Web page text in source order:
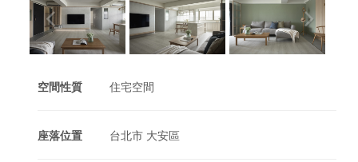
空間性質 住宅空間
座落位置 台北市 大安區